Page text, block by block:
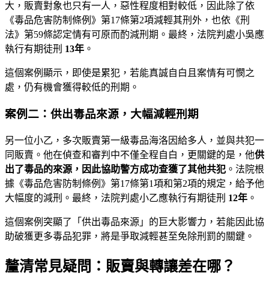
大，販賣對象也只有一人，惡性程度相對較低，因此除了依
《毒品危害防制條例》第17條第2項減輕其刑外，也依《刑
法》第59條認定情有可原而酌減刑期。最終，法院判處小吳應
執行有期徒刑 13年 。
這個案例顯示，即使是累犯，若能真誠自白且案情有可憫之
處，仍有機會獲得較低的刑期。
案例二：供出毒品來源，大幅減輕刑期
另一位小乙，多次販賣第一級毒品海洛因給多人，並與共犯一
同販賣。他在偵查和審判中不僅全程自白，更關鍵的是，他供
出了毒品的來源，因此協助警方成功查獲了其他共犯 。法院根
據《毒品危害防制條例》第17條第1項和第2項的規定，給予他
大幅度的減刑。最終，法院判處小乙應執行有期徒刑 12年 。
這個案例突顯了「供出毒品來源」的巨大影響力，若能因此協
助破獲更多毒品犯罪，將是爭取減輕甚至免除刑罰的關鍵。
釐清常見疑問：販賣與轉讓差在哪？